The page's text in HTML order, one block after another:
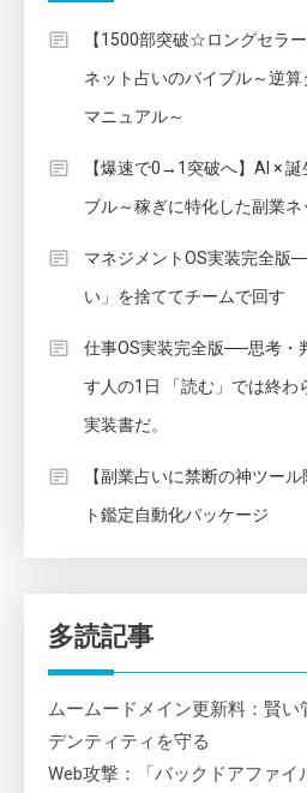
【1500部突破☆ロングセラ
ネット占いのバイブル～逆
マニュアル～
【爆速で0→1突破へ】AI ×
ブル～稼ぎに特化した副業
マネジメントOS実装完全版
い」を捨ててチームで回す
仕事OS実装完全版──思考・
す人の1日 「読む」では終わ
実装書だ。
【副業占いに禁断の神ツー
ト鑑定自動化パッケージ
多読記事
ムームードメイン更新料：賢
デンティティを守る
Web攻撃：「バックドアファイ